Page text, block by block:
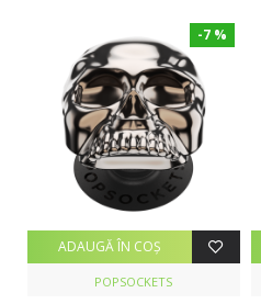
-7 %
POPSOCKETS
ADAUGĂ ÎN COŞ